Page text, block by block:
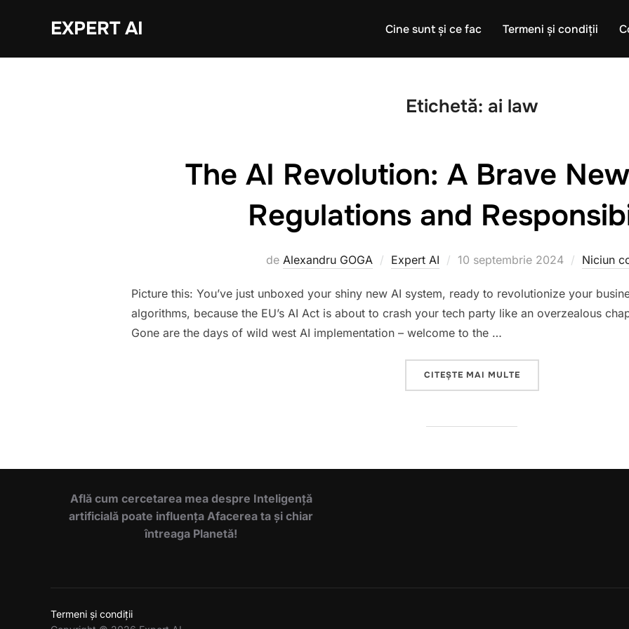
EXPERT AI Cine sunt și ce fac Termeni și condiții
Etichetă: ai law
The AI Revolution: A Brave
Regulations and
de Alexandru GOGA Expert AI
Publicat
10 septembrie 2024 Niciun
Picture this: You’ve just unboxed your shiny new AI system, ready to revolutionize your
algorithms, because the EU’s AI Act is about to crash your tech party like an overzealous
Gone are the days of wild west AI implementation – welcome to the …
CITEȘTE MAI MULTE„THE AI REVOLUTION:
Află cum cercetarea mea despre Inteligență
artificială poate influența Afacerea ta și chiar
întreaga Planetă!
Termeni și condiții